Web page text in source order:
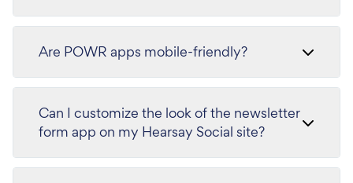
Are POWR apps mobile-friendly?
Can I customize the look of the newsletter
form app on my Hearsay Social site?